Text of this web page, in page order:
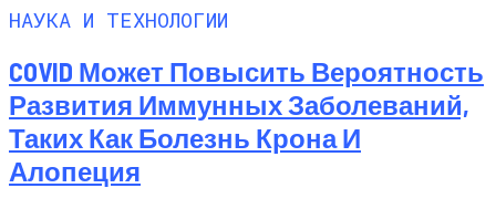
НАУКА И ТЕХНОЛОГИИ
COVID Может Повысить Вероятность
Развития Иммунных Заболеваний,
Таких Как Болезнь Крона И
Алопеция